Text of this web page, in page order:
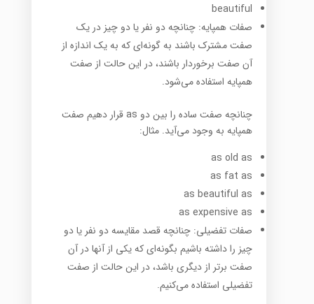
beautiful
صفات همپایه: چنانچه دو نفر یا دو چیز در یک
صفت مشترک باشند به گونه‌ای که به یک اندازه از
آن صفت برخوردار باشند، در این حالت از صفت
همپایه استفاده می‌شود.
چنانچه صفت ساده را بین دو as قرار دهیم صفت
همپایه به وجود می‌آید. مثال:
as old as
as fat as
as beautiful as
as expensive as
صفات تفضیلی: چنانچه قصد مقایسه دو نفر یا دو
چیز را داشته باشیم بگونه‌ای که یکی از آنها در آن
صفت برتر از دیگری باشد، در این حالت از صفت
تفضیلی استفاده می‌کنیم.